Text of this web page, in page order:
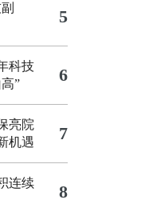
5
科技
”
6
亮院
机遇
7
连续
8